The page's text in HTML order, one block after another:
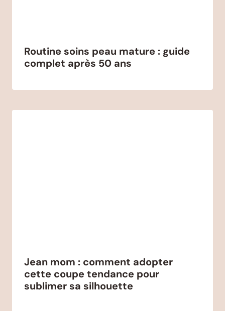
Routine soins peau mature : guide
complet après 50 ans
Jean mom : comment adopter
cette coupe tendance pour
sublimer sa silhouette